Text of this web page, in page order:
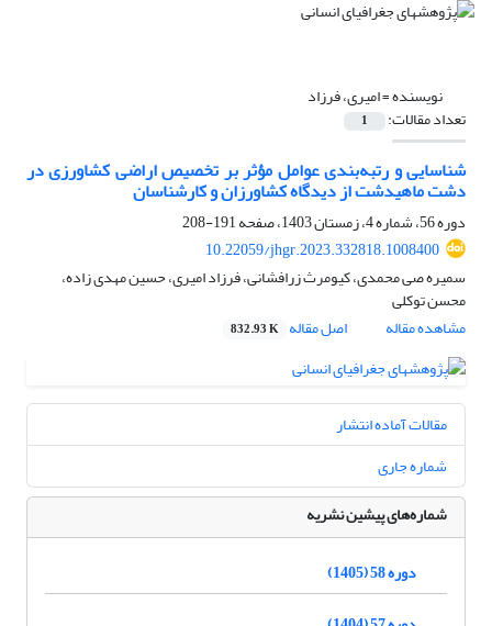
نویسنده =امیری، فرزاد
تعداد مقالات: 1
شناسایی و رتبه‌بندی عوامل مؤثر بر تخصیص اراضی کشاورزی در
دشت ماهیدشت از دیدگاه کشاورزان و کارشناسان
دوره 56، شماره 4، زمستان 1403، صفحه
191-208
10.22059/jhgr.2023.332818.1008400
سمیره صی محمدی، کیومرث زرافشانی، فرزاد امیری، حسین مهدی زاده،
محسن توکلی
مشاهده مقاله
اصل مقاله 832.93 K
مقالات آماده انتشار
شماره جاری
شماره‌های پیشین نشریه
دوره 58 (1405)